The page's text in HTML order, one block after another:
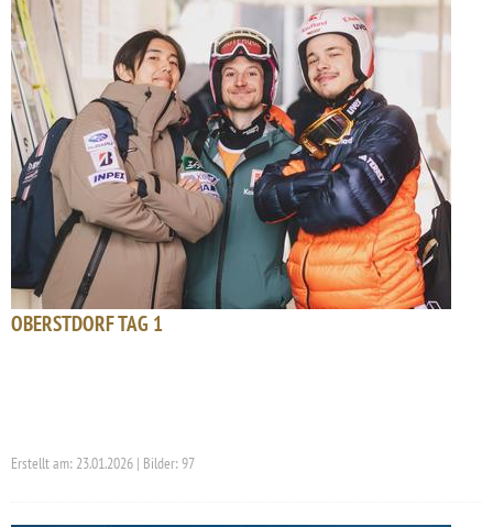
OBERSTDORF TAG 1
Erstellt am: 23.01.2026 | Bilder: 97